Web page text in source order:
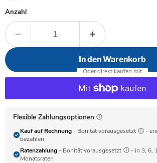
Anzahl
In den Warenkorb
Flexible Zahlungsoptionen
Kauf auf Rechnung - Bonität vorausgesetzt
-
bezahlen
Ratenzahlung - Bonität vorausgesetzt
- in 3, 6,
Monatsraten